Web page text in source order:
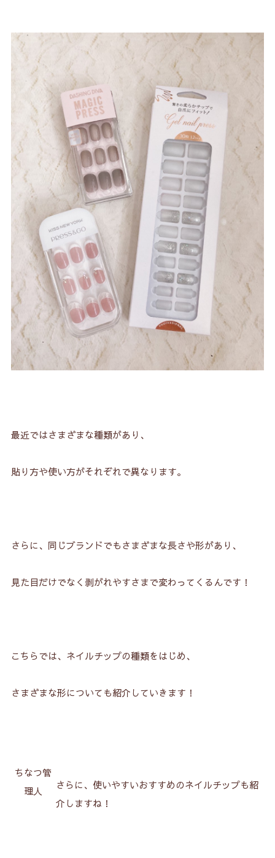
最近ではさまざまな種類があり、
貼り方や使い方がそれぞれで異なります。
さらに、同じブランドでもさまざまな長さや形があり、
見た目だけでなく剥がれやすさまで変わってくるんです！
こちらでは、ネイルチップの種類をはじめ、
さまざまな形についても紹介していきます！
ちなつ管
理人
さらに、使いやすいおすすめのネイルチップも紹
介しますね！